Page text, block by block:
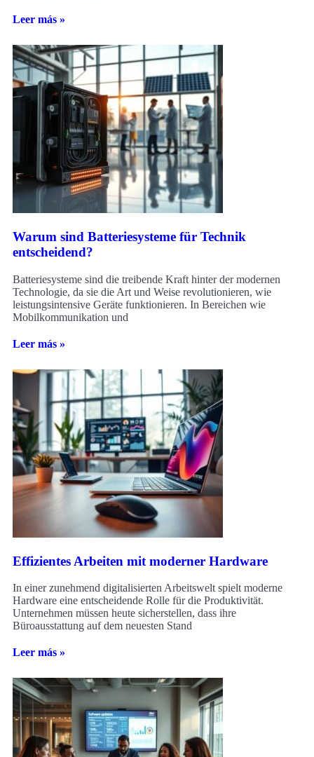
Leer más »
Warum sind Batteriesysteme für Technik
entscheidend?
Batteriesysteme sind die treibende Kraft hinter der modernen
Technologie, da sie die Art und Weise revolutionieren, wie
leistungsintensive Geräte funktionieren. In Bereichen wie
Mobilkommunikation und
Leer más »
Effizientes Arbeiten mit moderner Hardware
In einer zunehmend digitalisierten Arbeitswelt spielt moderne
Hardware eine entscheidende Rolle für die Produktivität.
Unternehmen müssen heute sicherstellen, dass ihre
Büroausstattung auf dem neuesten Stand
Leer más »